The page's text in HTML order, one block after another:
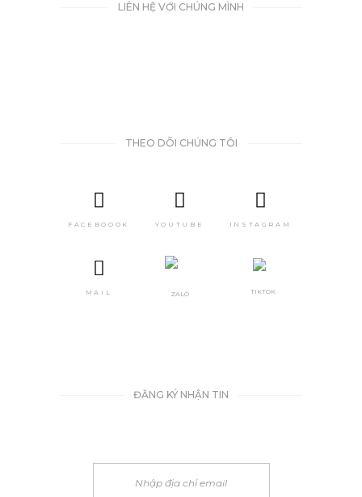
LIÊN HỆ VỚI CHÚNG MÌNH
THEO DÕI CHÚNG TÔI
FACEBOOOK YOUTUBE INSTAGRAM
MAIL ZALO TIKTOK
ĐĂNG KÝ NHẬN TIN